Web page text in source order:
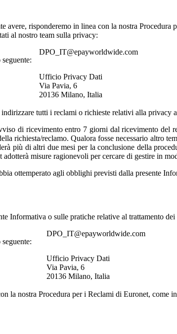
avere, risponderemo in linea con la nostra Procedura
al nostro team sulla privacy:
DPO_IT@epayworldwide.com
Ufficio Privacy Dati
Via Pavia, 6
20136 Milano, Italia
tutti i reclami o richieste relativi alla privacy
di ricevimento entro 7 giorni dal ricevimento del
richiesta/reclamo. Qualora fosse necessario altro
più di altri due mesi per la conclusione della
misure ragionevoli per cercare di gestire in
ottemperato agli obblighi previsti dalla presente
Informativa o sulle pratiche relative al trattamento
DPO_IT@epayworldwide.com
Ufficio Privacy Dati
Via Pavia, 6
20136 Milano, Italia
la nostra Procedura per i Reclami di Euronet, come